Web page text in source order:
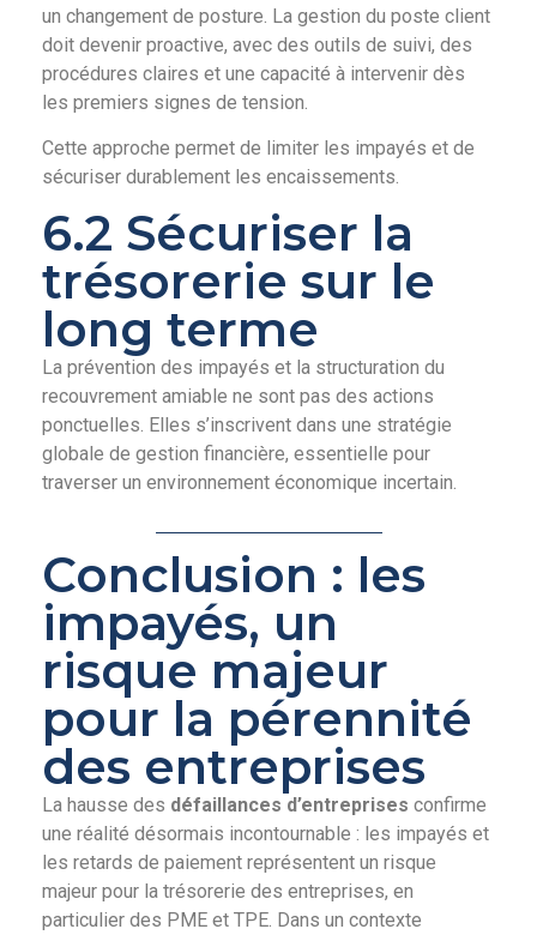
un changement de posture. La gestion du poste client
doit devenir proactive, avec des outils de suivi, des
procédures claires et une capacité à intervenir dès
les premiers signes de tension.
Cette approche permet de limiter les impayés et de
sécuriser durablement les encaissements.
6.2 Sécuriser la
trésorerie sur le
long terme
La prévention des impayés et la structuration du
recouvrement amiable ne sont pas des actions
ponctuelles. Elles s’inscrivent dans une stratégie
globale de gestion financière, essentielle pour
traverser un environnement économique incertain.
Conclusion : les
impayés, un
risque majeur
pour la pérennité
des entreprises
La hausse des défaillances d’entreprises confirme
une réalité désormais incontournable : les impayés et
les retards de paiement représentent un risque
majeur pour la trésorerie des entreprises, en
particulier des PME et TPE. Dans un contexte